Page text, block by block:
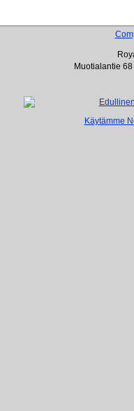
Muotialantie
Käytämme